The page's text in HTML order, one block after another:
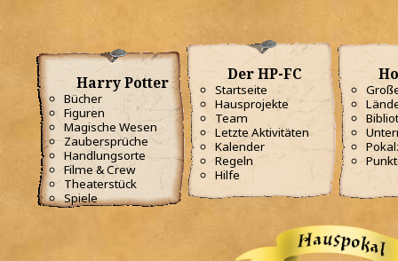
Harry Potter
Bücher
Figuren
Magische Wesen
Zaubersprüche
Handlungsorte
Filme & Crew
Theaterstück
Spiele
Der HP-FC
Startseite
Hausprojekte
Team
Letzte Aktivitäten
Kalender
Regeln
Hilfe